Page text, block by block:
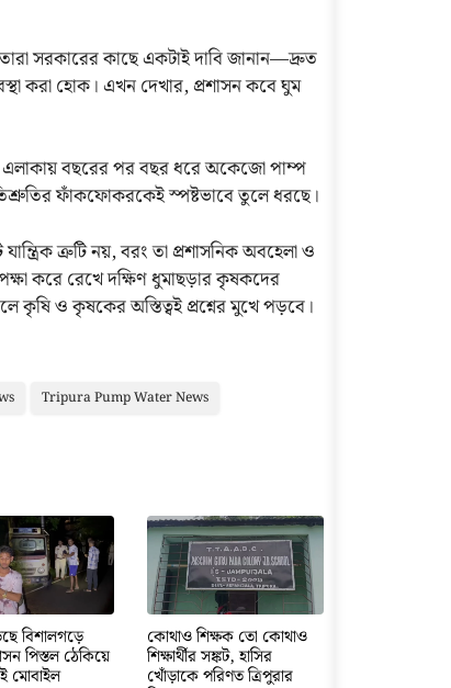
সরকারের কাছে একটাই দাবি জানান—দ্রুত
করা হোক। এখন দেখার, প্রশাসন কবে ঘুম
এলাকায় বছরের পর বছর ধরে অকেজো পাম্প
ফাঁকফোকরকেই স্পষ্টভাবে তুলে ধরছে।
ত্রুটি নয়, বরং তা প্রশাসনিক অবহেলা ও
করে রেখে দক্ষিণ ধুমাছড়ার কৃষকদের
কৃষি ও কৃষকের অস্তিত্বই প্রশ্নের মুখে পড়বে।
Tripura Pump Water News
বিশালগড়ে
পিস্তল ঠেকিয়ে
মোবাইল
কোথাও শিক্ষক তো কোথাও
শিক্ষার্থীর সঙ্কট, হাসির
খোঁড়াকে পরিণত ত্রিপুরার